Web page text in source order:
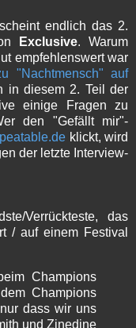
endlich das 2.
Exclusive. Warum
empfehlenswert war
"Nachtmensch" auf
in diesem 2. Teil der
einige Fragen zu
den "Gefällt mir"-
klickt, wird
der letzte Interview-
Verrückteste, das
/ auf einem Festival
Champions
Champions
dass wir uns
und Zinedine